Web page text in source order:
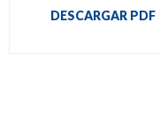
DESCARGAR PDF